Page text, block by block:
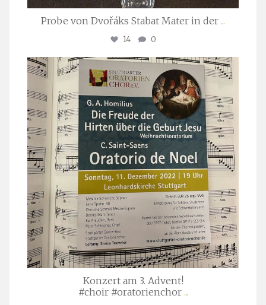
Probe von Dvořáks Stabat Mater in der ...
14 0
stuttgarter_oratorienchor
Nov. 29
Konzert am 3. Advent!
#choir #oratorienchor ...